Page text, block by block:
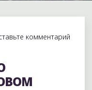
комментарий